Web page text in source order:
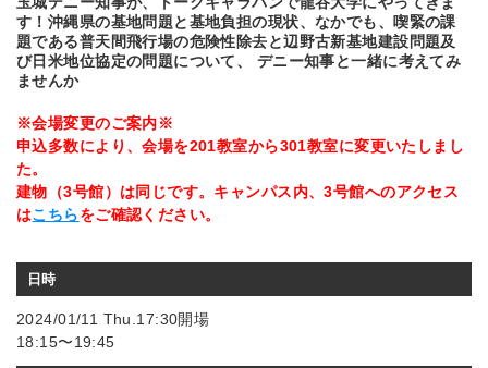
す！沖縄県の基地問題と基地負担の現状、なかでも、喫緊の課
題である普天間飛行場の危険性除去と辺野古新基地建設問題及
び日米地位協定の問題について、 デニー知事と一緒に考えてみ
ませんか
※会場変更のご案内※
申込多数により、会場を201教室から301教室に変更いたしまし
た。
建物（3号館）は同じです。キャンパス内、3号館へのアクセス
はこちらをご確認ください。
日時
2024/01/11 Thu.17:30開場
18:15〜19:45